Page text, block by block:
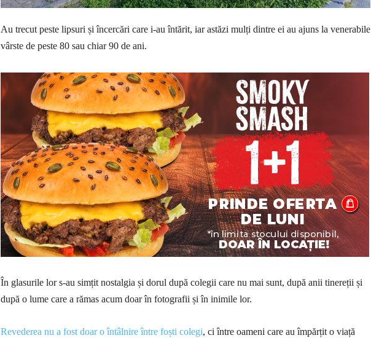
Au trecut peste lipsuri și încercări care i-au întărit, iar astăzi mulți dintre ei au ajuns la venerabile
vârste de peste 80 sau chiar 90 de ani.
În glasurile lor s-au simțit nostalgia și dorul după colegii care nu mai sunt, după anii tinereții și
după o lume care a rămas acum doar în fotografii și în inimile lor.
Revederea nu a fost doar o întâlnire între foști colegi, ci între oameni care au împărțit o viață